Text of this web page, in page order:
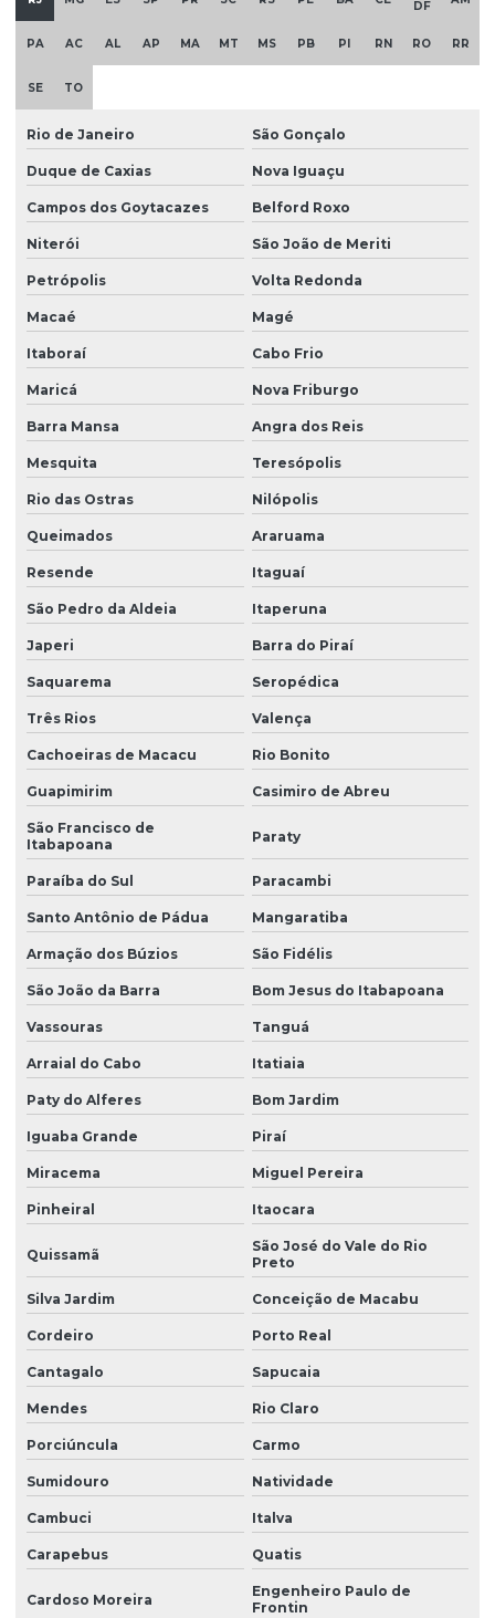
Resistência para estufa de esterilização
Resistência para forno
Resistência para forno elétrico
Resistência para forno elétrico industrial em sp
Resistência de imersão
Resistência industrial
Resistência para prensa térmica
Resistência de quartzo
Resistência para termotanque elétrico
Resistência tubular
Resistência tubular aletada
Resistência tubular de imersão
Resistências aletadas
Resistências blindadas
Resistências sobre borda
Resistências elétricas tubulares
Resistências para estufas
Resistências para galvanoplastia
Resistências de quartzo para estufas em sp
Resistências para termoformados
Resistências tubulares elétricas
DF
PA AC AL AP MA MT MS PB PI RN RO RR
SE TO
Rio de Janeiro São Gonçalo
Duque de Caxias Nova Iguaçu
Campos dos Goytacazes Belford Roxo
Niterói São João de Meriti
Petrópolis Volta Redonda
Macaé Magé
Itaboraí Cabo Frio
Maricá Nova Friburgo
Barra Mansa Angra dos Reis
Mesquita Teresópolis
Rio das Ostras Nilópolis
Queimados Araruama
Resende Itaguaí
São Pedro da Aldeia Itaperuna
Japeri Barra do Piraí
Saquarema Seropédica
Três Rios Valença
Cachoeiras de Macacu Rio Bonito
Guapimirim Casimiro de Abreu
São Francisco de
Itabapoana
Paraty
Paraíba do Sul Paracambi
Santo Antônio de Pádua Mangaratiba
Armação dos Búzios São Fidélis
São João da Barra Bom Jesus do Itabapoana
Vassouras Tanguá
Arraial do Cabo Itatiaia
Paty do Alferes Bom Jardim
Iguaba Grande Piraí
Miracema Miguel Pereira
Pinheiral Itaocara
Quissamã
São José do Vale do Rio
Preto
Silva Jardim Conceição de Macabu
Cordeiro Porto Real
Cantagalo Sapucaia
Mendes Rio Claro
Porciúncula Carmo
Sumidouro Natividade
Cambuci Italva
Carapebus Quatis
Cardoso Moreira
Engenheiro Paulo de
Frontin